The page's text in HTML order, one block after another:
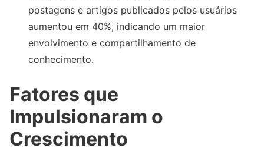
postagens e artigos publicados pelos usuários
aumentou em 40%, indicando um maior
envolvimento e compartilhamento de
conhecimento.
Fatores que
Impulsionaram o
Crescimento